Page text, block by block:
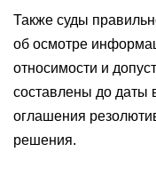
Также суды
об осмотре
относимости и
составлены до даты
оглашения
решения.